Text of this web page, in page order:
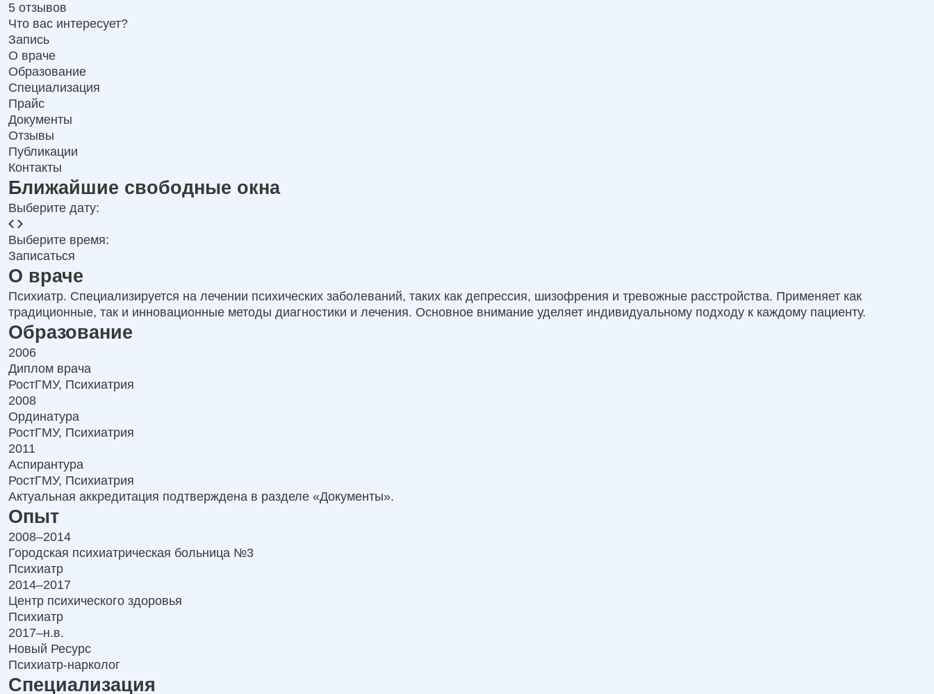
5 отзывов
Что вас интересует?
Запись
О враче
Образование
Специализация
Прайс
Документы
Отзывы
Публикации
Контакты
Ближайшие свободные окна
Выберите дату:
Выберите время:
Записаться
О враче
Психиатр. Специализируется на лечении психических заболеваний, таких как депрессия, шизофрения и тревожные расстройства. Применяет как
традиционные, так и инновационные методы диагностики и лечения. Основное внимание уделяет индивидуальному подходу к каждому пациенту.
Образование
2006
Диплом врача
РостГМУ, Психиатрия
2008
Ординатура
РостГМУ, Психиатрия
2011
Аспирантура
РостГМУ, Психиатрия
Актуальная аккредитация подтверждена в разделе «Документы».
Опыт
2008–2014
Городская психиатрическая больница №3
Психиатр
2014–2017
Центр психического здоровья
Психиатр
2017–н.в.
Новый Ресурс
Психиатр‑нарколог
Специализация